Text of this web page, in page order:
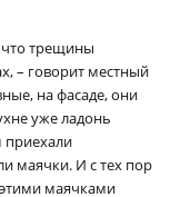
что трещины
– говорит местный
на фасаде, они
уже ладонь
приехали
маячки. И с тех пор
маячками